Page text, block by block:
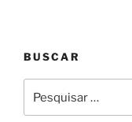
BUSCAR
por: